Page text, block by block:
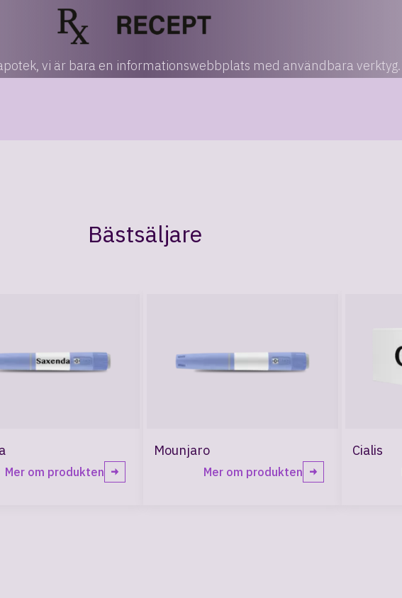
vi är bara en informationswebbplats med användbara verktyg.
Bästsäljare
Mer om produkten
Mounjaro
Mer om produkten
Cialis